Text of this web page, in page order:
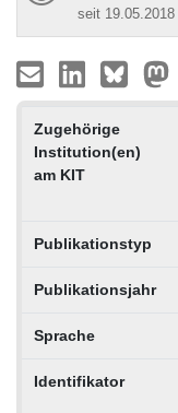
seit 19.05.2018
Zugehörige
Institution(en)
am KIT
Publikationstyp
Publikationsjahr
Sprache
Identifikator